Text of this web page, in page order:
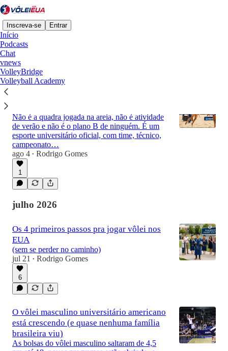
Inscreva-se Entrar
Início
Podcasts
Chat
vnews
VolleyBridge
Volleyball Academy
Mais recentes
Não é a quadra jogada na areia, não é atividade
de verão e não é o plano B de ninguém. É um
esporte universitário oficial, com time, técnico,
campeonato…
ago 4 • Rodrigo Gomes
1
julho 2026
Os 4 primeiros passos pra jogar vôlei nos
EUA
(sem se perder no caminho)
jul 21 • Rodrigo Gomes
6
O vôlei masculino universitário americano
está crescendo (e quase nenhuma família
brasileira viu)
As bolsas do vôlei masculino saltaram de 4,5